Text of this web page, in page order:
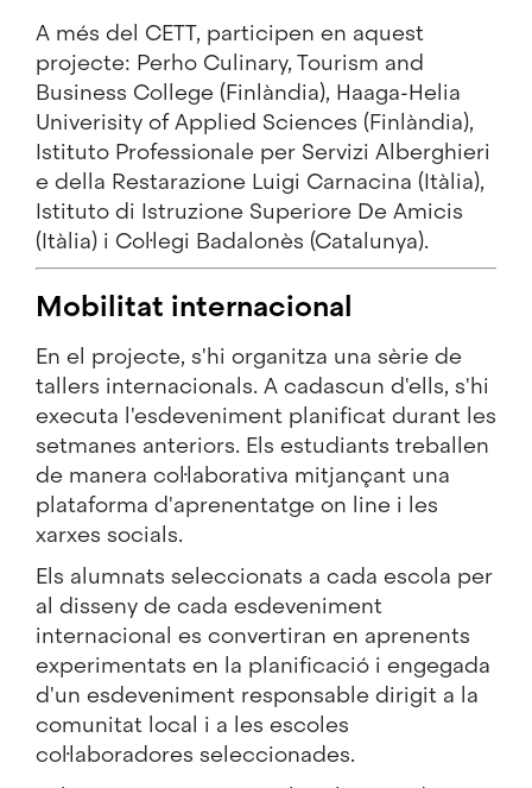
A més del CETT, participen en aquest
projecte: Perho Culinary, Tourism and
Business College (Finlàndia), Haaga-Helia
Univerisity of Applied Sciences (Finlàndia),
Istituto Professionale per Servizi Alberghieri
e della Restarazione Luigi Carnacina (Itàlia),
Istituto di Istruzione Superiore De Amicis
(Itàlia) i Col·legi Badalonès (Catalunya).
Mobilitat internacional
En el projecte, s'hi organitza una sèrie de
tallers internacionals. A cadascun d'ells, s'hi
executa l'esdeveniment planificat durant les
setmanes anteriors. Els estudiants treballen
de manera col·laborativa mitjançant una
plataforma d'aprenentatge on line i les
xarxes socials.
Els alumnats seleccionats a cada escola per
al disseny de cada esdeveniment
internacional es convertiran en aprenents
experimentats en la planificació i engegada
d'un esdeveniment responsable dirigit a la
comunitat local i a les escoles
col·laboradores seleccionades.